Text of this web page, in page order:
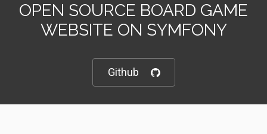
OPEN SOURCE BOARD GAME
WEBSITE ON SYMFONY
Github